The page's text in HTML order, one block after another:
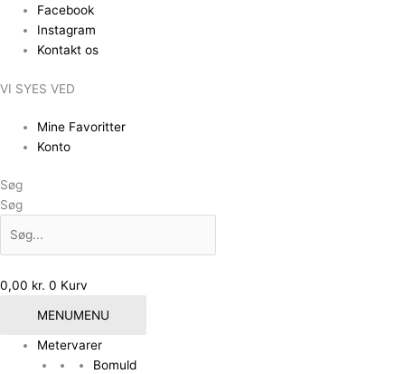
indholdet
Facebook
Instagram
Kontakt os
VI SYES VED
Mine Favoritter
Konto
Søg
Søg
0,00 kr. 0 Kurv
MENUMENU
Metervarer
Bomuld